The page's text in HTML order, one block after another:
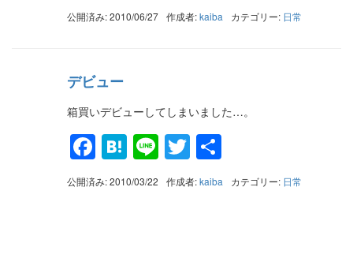
公開済み: 2010/06/27 作成者:kaiba カテゴリー: 日常
デビュー
箱買いデビューしてしまいました…。
Facebook
Hatena
LineTwitter
有
公開済み: 2010/03/22 作成者:kaiba カテゴリー: 日常